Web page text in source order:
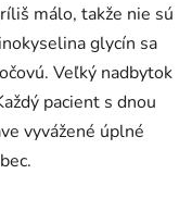
málo, takže nie sú
glycín sa
Veľký nadbytok
pacient s dnou
vyvážené úplné